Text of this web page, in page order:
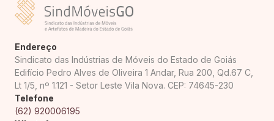
Endereço
Sindicato das Indústrias de Móveis do Estado de Goiás
Edifício Pedro Alves de Oliveira 1 Andar, Rua 200, Qd.67 C,
Lt 1/5, nº 1.121 - Setor Leste Vila Nova. CEP: 74645-230
Telefone
(62) 920006195